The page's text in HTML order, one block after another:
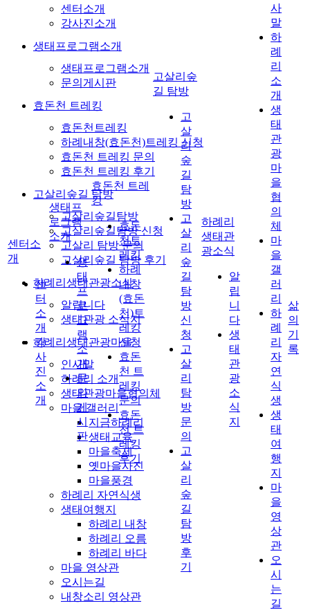
센터소개
강사진소개
생태프로그램소개
생태프로그램소개
문의게시판
효돈천 트레킹
효돈천트레킹
하례내창(효돈천)트레킹 신청
효돈천 트레킹 문의
효돈천 트레킹 후기
고살리숲길 탐방
고살리숲길탐방
고살리숲길탐방 신청
고살리 탐방 문의
고살리숲길 탐방 후기
하례리생태관광소식
알립니다
생태관광 소식지
하례리생태관광마을
인사말
하례리 소개
생태관광마을협의체
마을 갤러리
지금하례리
생태교육
마을축제
옛마을사진
마을풍경
하례리 자연식생
생태여행지
하례리 내창
하례리 오름
하례리 바다
마을 영상관
오시는길
내창소리 영상관
센터소
개
센
터
소
개
강
사
진
소
개
생태프
로그램
소개
생
태
프
로
그
램
소
개
문
의
게
시
판
효돈천 트레
킹
효돈
천트
레킹
하례
내창
(효돈
천)트
레킹
신청
효돈
천 트
레킹
문의
효돈
천 트
레킹
후기
고살리숲
길 탐방
고
살
리
숲
길
탐
방
고
살
리
숲
길
탐
방
신
청
고
살
리
탐
방
문
의
고
살
리
숲
길
탐
방
후
기
하례리
생태관
광소식
알
립
니
다
생
태
관
광
소
식
지
사
말
하
례
리
소
개
생
태
관
광
마
을
협
의
체
마
을
갤
러
리
하
례
리
자
연
식
생
생
태
여
행
지
마
을
영
상
관
오
시
는
길
삶
의
기
록